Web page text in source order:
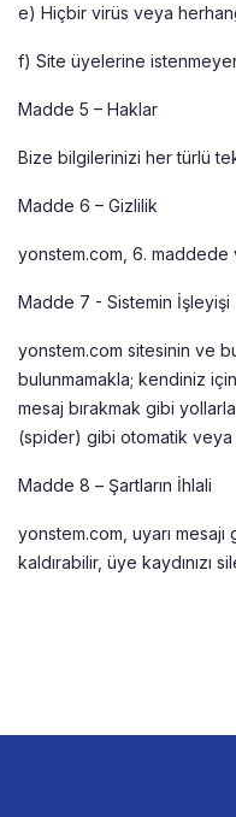
e) Hiçbir virüs veya
f) Site üyelerine
Madde 5 – Haklar
Bize bilgilerinizi her türlü
Madde 6 – Gizlilik
yonstem.com, 6. maddede
Madde 7 - Sistemin İşleyişi
yonstem.com sitesinin ve
bulunmamakla; kendiniz
mesaj bırakmak gibi
(spider) gibi otomatik veya
Madde 8 – Şartların İhlali
yonstem.com, uyarı
kaldırabilir, üye kaydınızı